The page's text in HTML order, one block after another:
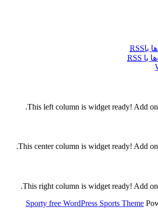
باRSS
با RSS
This left column is widget ready! Add
This center column is widget ready! Add
This right column is widget ready! Add
Sporty free WordPress Sports Theme